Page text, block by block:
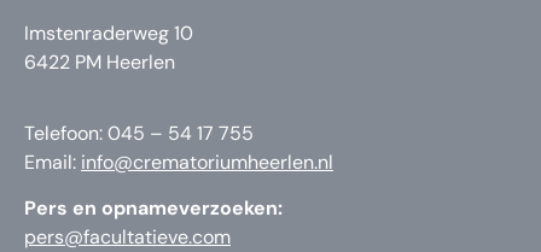
Imstenraderweg 10
6422 PM Heerlen
Telefoon: 045 – 54 17 755
Email: info@crematoriumheerlen.nl
Pers en opnameverzoeken:
pers@facultatieve.com